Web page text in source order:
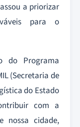
a priorizar
para o
do Programa
(Secretaria de
do Estado
com a
nossa cidade,